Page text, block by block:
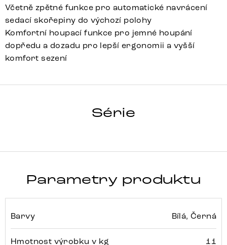
Včetně zpětné funkce pro automatické navrácení
sedací skořepiny do výchozí polohy
Komfortní houpací funkce pro jemné houpání
dopředu a dozadu pro lepší ergonomii a vyšší
komfort sezení
Série
VINKA-FLEX
Parametry produktu
Barvy Bílá, Černá
Hmotnost výrobku v kg 11